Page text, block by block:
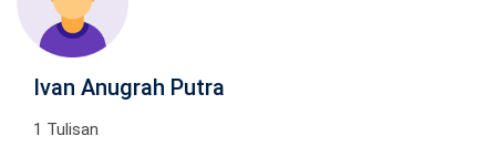
Ivan Anugrah Putra
1 Tulisan